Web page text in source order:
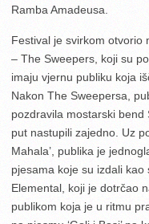
Ramba Amadeusa.
Festival je svirkom otvorio
– The Sweepers, koji su
imaju vjernu publiku koja
Nakon The Sweepersa,
pozdravila mostarski
put nastupili zajedno. Uz
Mahala’, publika je
pjesama koje su izdali kao
Elemental, koji je dotrčao
publikom koja je u ritmu